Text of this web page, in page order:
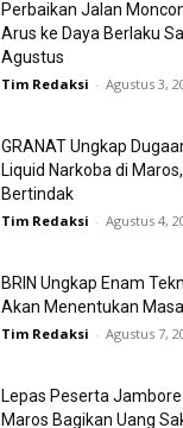
Perbaikan Jalan
Arus ke Daya Berlaku
Agustus
Tim Redaksi - Agustus 3,
GRANAT Ungkap
Liquid Narkoba di
Bertindak
Tim Redaksi - Agustus 4,
BRIN Ungkap Enam
Akan Menentukan
Tim Redaksi - Agustus 7,
Lepas Peserta
Maros Bagikan Uang